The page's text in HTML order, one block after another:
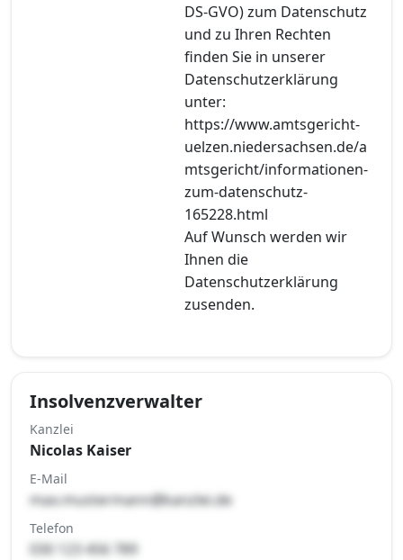
DS-GVO) zum Datenschutz
und zu Ihren Rechten
finden Sie in unserer
Datenschutzerklärung
unter:
https://www.amtsgericht-
uelzen.niedersachsen.de/a
mtsgericht/informationen-
zum-datenschutz-
165228.html
Auf Wunsch werden wir
Ihnen die
Datenschutzerklärung
zusenden.
Insolvenzverwalter
Kanzlei
Nicolas Kaiser
E-Mail
max.mustermann@kanzlei.de
Telefon
030 123 456 789